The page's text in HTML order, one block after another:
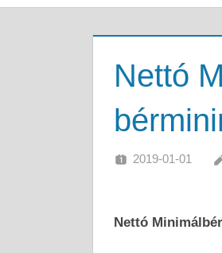
Nettó
2019-01-01
Nettó